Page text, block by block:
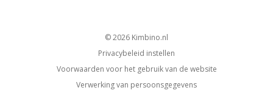
© 2026
kimbino.nl
Privacybeleid instellen
Voorwaarden voor het gebruik van de website
Verwerking van persoonsgegevens